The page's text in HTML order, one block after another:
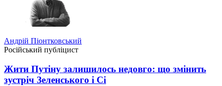
Андрій Піонтковський
Російський публіцист
Жити Путіну залишилось недовго: що змінить
зустріч Зеленського і Сі